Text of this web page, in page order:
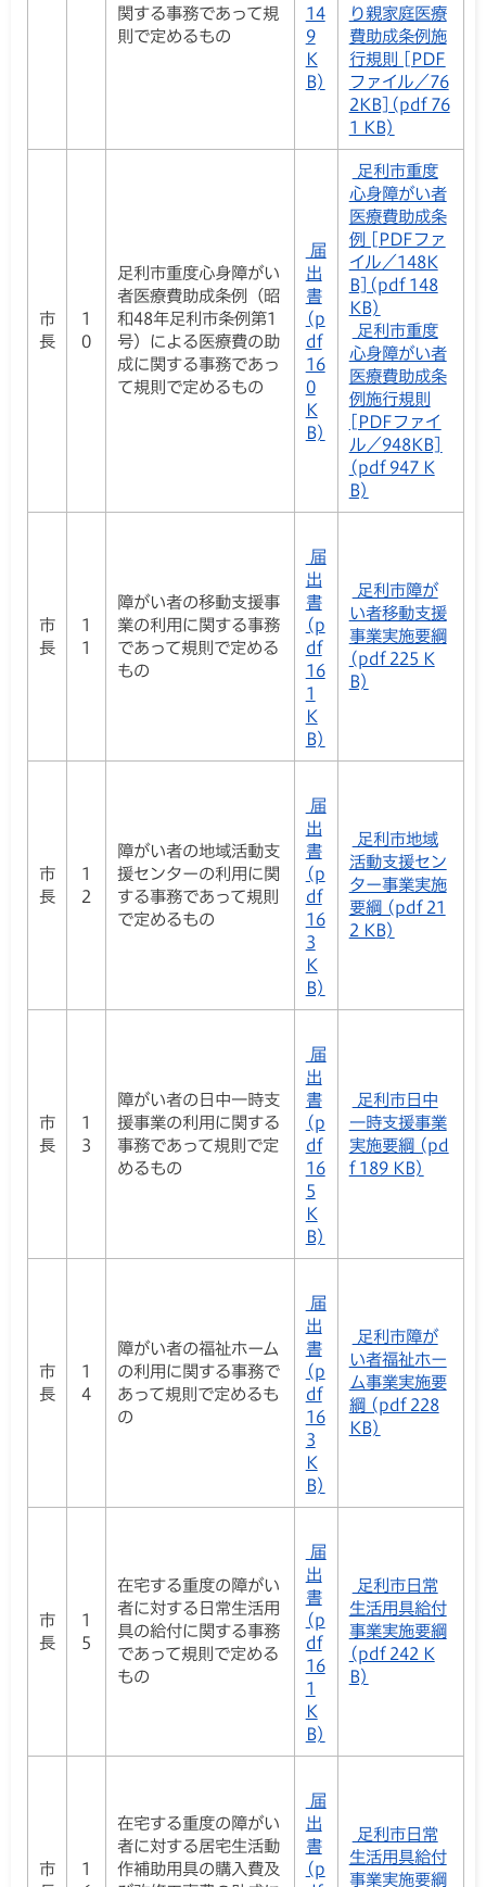
関する事務であって規
則で定めるもの
14
9
K
B)
り親家庭医療
費助成条例施
行規則 [PDF
ファイル／76
2KB](pdf 76
1 KB)
市
長
1
0
足利市重度心身障がい
者医療費助成条例（昭
和48年足利市条例第1
号）による医療費の助
成に関する事務であっ
て規則で定めるもの
届
出
書
(p
df
16
0
K
B)
足利市重度
心身障がい者
医療費助成条
例 [PDFファ
イル／148K
B](pdf 148
KB)
足利市重度
心身障がい者
医療費助成条
例施行規則
[PDFファイ
ル／948KB]
(pdf 947 K
B)
市
長
1
1
障がい者の移動支援事
業の利用に関する事務
であって規則で定める
もの
届
出
書
(p
df
16
1
K
B)
足利市障が
い者移動支援
事業実施要綱
(pdf 225 K
B)
市
長
1
2
障がい者の地域活動支
援センターの利用に関
する事務であって規則
で定めるもの
届
出
書
(p
df
16
3
K
B)
足利市地域
活動支援セン
ター事業実施
要綱 (pdf 21
2 KB)
市
長
1
3
障がい者の日中一時支
援事業の利用に関する
事務であって規則で定
めるもの
届
出
書
(p
df
16
5
K
B)
足利市日中
一時支援事業
実施要綱 (pd
f 189 KB)
市
長
1
4
障がい者の福祉ホーム
の利用に関する事務で
あって規則で定めるも
の
届
出
書
(p
df
16
3
K
B)
足利市障が
い者福祉ホー
ム事業実施要
綱 (pdf 228
KB)
市
長
1
5
在宅する重度の障がい
者に対する日常生活用
具の給付に関する事務
であって規則で定める
もの
届
出
書
(p
df
16
1
K
B)
足利市日常
生活用具給付
事業実施要綱
(pdf 242 K
B)
市
1
在宅する重度の障がい
者に対する居宅生活動
作補助用具の購入費及
届
出
書
(p
足利市日常
生活用具給付
事業実施要綱